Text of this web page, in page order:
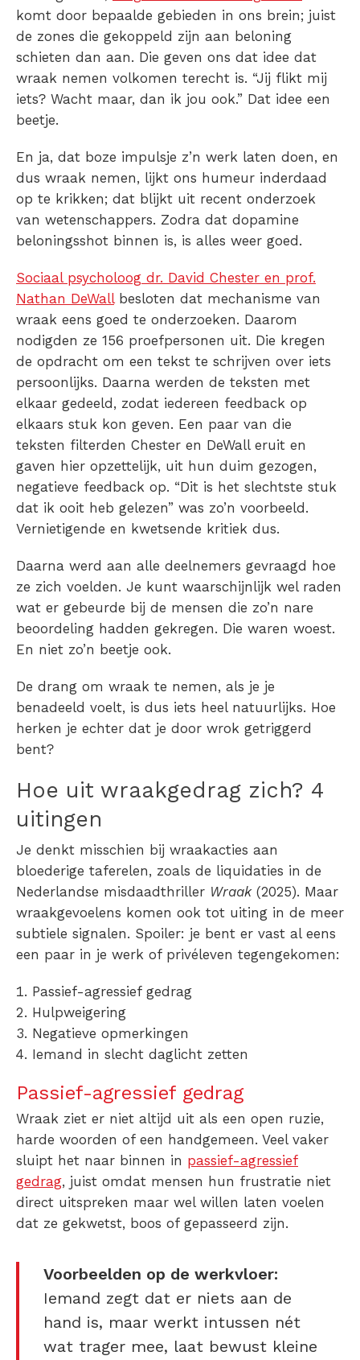
komt door bepaalde gebieden in ons brein; juist
de zones die gekoppeld zijn aan beloning
schieten dan aan. Die geven ons dat idee dat
wraak nemen volkomen terecht is. “Jij flikt mij
iets? Wacht maar, dan ik jou ook.” Dat idee een
beetje.
En ja, dat boze impulsje z’n werk laten doen, en
dus wraak nemen, lijkt ons humeur inderdaad
op te krikken; dat blijkt uit recent onderzoek
van wetenschappers. Zodra dat dopamine
beloningsshot binnen is, is alles weer goed.
Sociaal psycholoog dr. David Chester en prof.
Nathan DeWallbesloten dat mechanisme van
wraak eens goed te onderzoeken. Daarom
nodigden ze 156 proefpersonen uit. Die kregen
de opdracht om een tekst te schrijven over iets
persoonlijks. Daarna werden de teksten met
elkaar gedeeld, zodat iedereen feedback op
elkaars stuk kon geven. Een paar van die
teksten filterden Chester en DeWall eruit en
gaven hier opzettelijk, uit hun duim gezogen,
negatieve feedback op. “Dit is het slechtste stuk
dat ik ooit heb gelezen” was zo’n voorbeeld.
Vernietigende en kwetsende kritiek dus.
Daarna werd aan alle deelnemers gevraagd hoe
ze zich voelden. Je kunt waarschijnlijk wel raden
wat er gebeurde bij de mensen die zo’n nare
beoordeling hadden gekregen. Die waren woest.
En niet zo’n beetje ook.
De drang om wraak te nemen, als je je
benadeeld voelt, is dus iets heel natuurlijks. Hoe
herken je echter dat je door wrok getriggerd
bent?
Hoe uit wraakgedrag zich? 4
uitingen
Je denkt misschien bij wraakacties aan
bloederige taferelen, zoals de liquidaties in de
Nederlandse misdaadthriller Wraak (2025). Maar
wraakgevoelens komen ook tot uiting in de meer
subtiele signalen. Spoiler: je bent er vast al eens
een paar in je werk of privéleven tegengekomen:
Passief-agressief gedrag
Hulpweigering
Negatieve opmerkingen
Iemand in slecht daglicht zetten
Passief-agressief gedrag
Wraak ziet er niet altijd uit als een open ruzie,
harde woorden of een handgemeen. Veel vaker
sluipt het naar binnen in passief-agressief
gedrag, juist omdat mensen hun frustratie niet
direct uitspreken maar wel willen laten voelen
dat ze gekwetst, boos of gepasseerd zijn.
Voorbeelden op de werkvloer:
Iemand zegt dat er niets aan de
hand is, maar werkt intussen nét
wat trager mee, laat bewust kleine